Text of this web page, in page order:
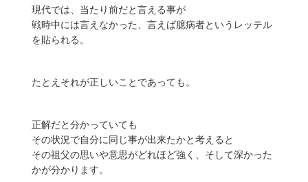
現代では、当たり前だと言える事が
戦時中には言えなかった、言えば臆病者というレッテル
を貼られる。
たとえそれが正しいことであっても。
正解だと分かっていても
その状況で自分に同じ事が出来たかと考えると
その祖父の思いや意思がどれほど強く、そして深かった
かが分かります。